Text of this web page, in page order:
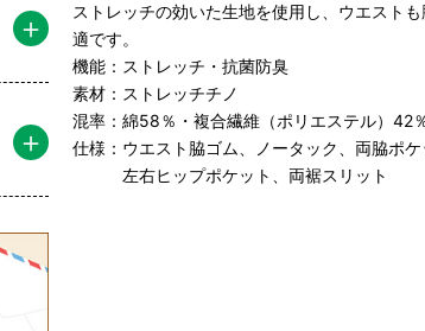
ストレッチの効いた生地を使用し、ウエスト
適です。
機能：ストレッチ・抗菌防臭
素材：ストレッチチノ
混率：綿58％・複合繊維（ポリエステル）42
仕様：ウエスト脇ゴム、ノータック、両脇ポケ
左右ヒップポケット、両裾スリット